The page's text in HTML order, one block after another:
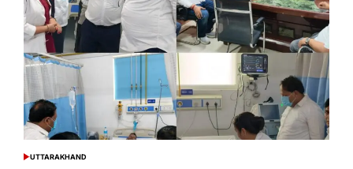
POSTED
UTTARAKHAND